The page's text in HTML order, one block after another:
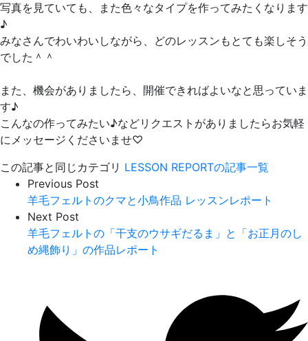
写真を見ていても、また色々なタイプを作ってみたくなります
♪
みなさんでわいわいしながら、どのレッスンもとても楽しそう
でした＾＾
また、機会がありましたら、開催できればよいなと思っていま
す♪
こんなの作ってみたい♪などリクエストがありましたらお気軽
にメッセージくださいませ♡
この記事と同じカテゴリ LESSON REPORTの記事一覧
Previous Post
羊毛フェルトのクマと小鳥作品 レッスンレポート
Next Post
羊毛フェルトの「干支のウサギだるま」と「お正月のし
め縄飾り」の作品レポート